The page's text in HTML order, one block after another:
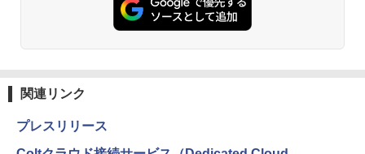
関連リンク
プレスリリース